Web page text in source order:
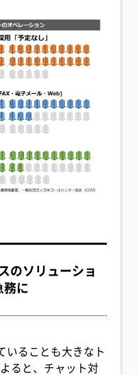
のソリューショ
務に
いることも大きなト
ると、チャット対